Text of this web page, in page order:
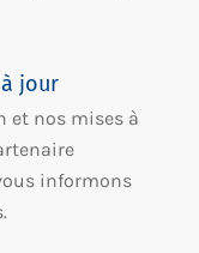
jour
et nos mises à
informons